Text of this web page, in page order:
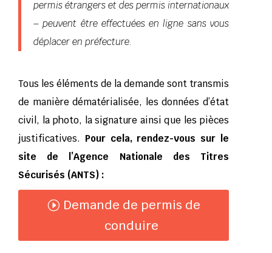
permis étrangers et des permis internationaux
– peuvent être effectuées en ligne sans vous
déplacer en préfecture.
Tous les éléments de la demande sont transmis
de manière dématérialisée, les données d’état
civil, la photo, la signature ainsi que les pièces
justificatives. Pour cela, rendez-vous sur le
site de l’Agence Nationale des Titres
Sécurisés (ANTS) :
Demande de permis de
conduire